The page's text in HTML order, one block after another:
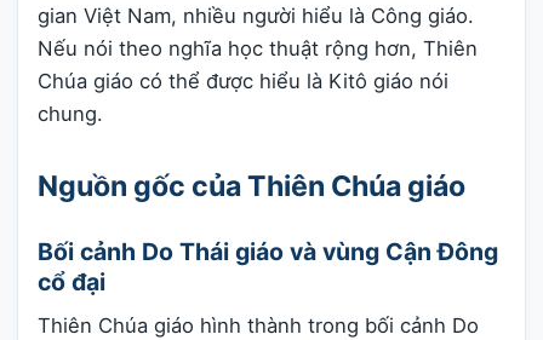
gian Việt Nam, nhiều người hiểu là Công giáo.
Nếu nói theo nghĩa học thuật rộng hơn, Thiên
Chúa giáo có thể được hiểu là Kitô giáo nói
chung.
Nguồn gốc của Thiên Chúa giáo
Bối cảnh Do Thái giáo và vùng Cận Đông
cổ đại
Thiên Chúa giáo hình thành trong bối cảnh Do